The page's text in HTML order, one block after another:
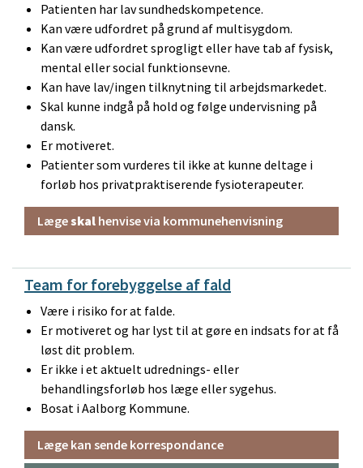
Patienten har lav sundhedskompetence.
Kan være udfordret på grund af multisygdom.
Kan være udfordret sprogligt eller have tab af fysisk,
mental eller social funktionsevne.
Kan have lav/ingen tilknytning til arbejdsmarkedet.
Skal kunne indgå på hold og følge undervisning på
dansk.
Er motiveret.
Patienter som vurderes til ikke at kunne deltage i
forløb hos privatpraktiserende fysioterapeuter.
Lægeskal henvise via kommunehenvisning
Team for forebyggelse af fald
Være i risiko for at falde.
Er motiveret og har lyst til at gøre en indsats for at få
løst dit problem.
Er ikke i et aktuelt udrednings- eller
behandlingsforløb hos læge eller sygehus.
Bosat i Aalborg Kommune.
Læge kan sende korrespondance